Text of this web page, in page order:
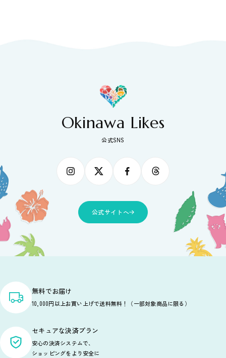
Okinawa Likes
公式SNS
公式サイトへ
無料でお届け
10,000円以上お買い上げで送料無料！（一部対象商品に限る）
セキュアな決済プラン
安心の決済システムで、
ショッピングをより安全に